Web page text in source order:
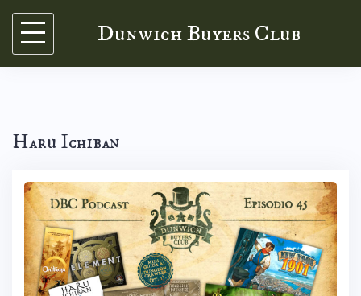
Skip
content
Dunwich Buyers Club
Haru Ichiban